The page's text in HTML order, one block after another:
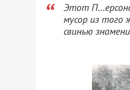
Этот
мусор из того
свинью